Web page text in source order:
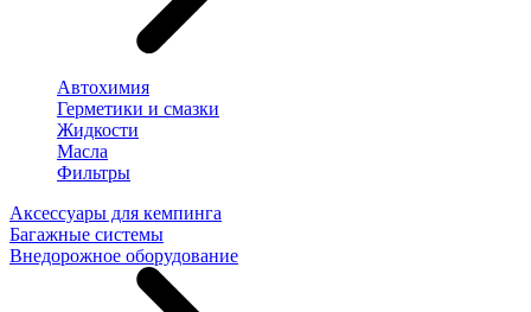
Автохимия
Герметики и смазки
Жидкости
Масла
Фильтры
Аксессуары для кемпинга
Багажные системы
Внедорожное оборудование